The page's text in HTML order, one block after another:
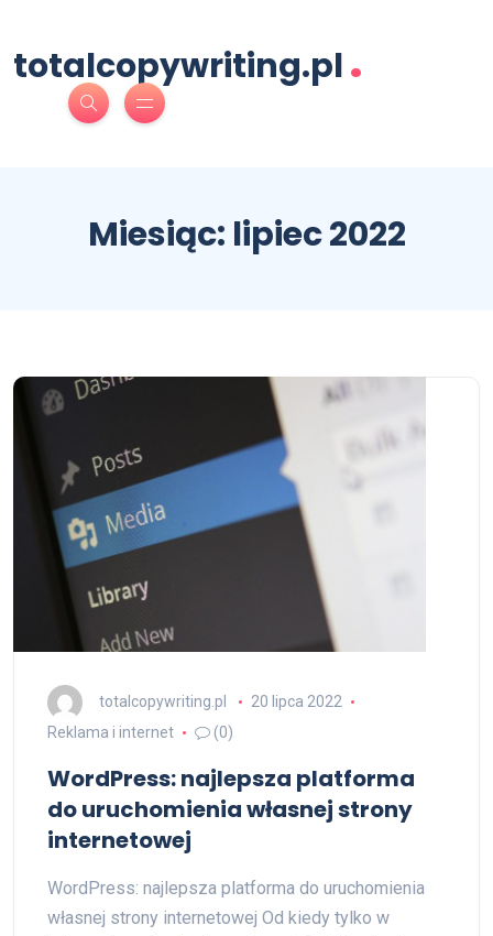
totalcopywriting.pl.
Miesiąc: lipiec 2022
totalcopywriting.pl
20 lipca 2022
Reklama i internet
(0)
WordPress: najlepsza platforma
do uruchomienia własnej strony
internetowej
WordPress: najlepsza platforma do uruchomienia
własnej strony internetowej Od kiedy tylko w